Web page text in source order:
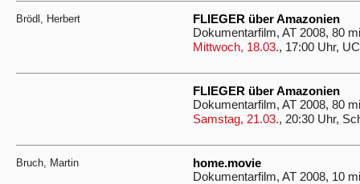
Brödl, Herbert
FLIEGER über Amazonien
Dokumentarfilm, AT 2008, 80
Mittwoch, 18.03., 17:00 Uhr,
FLIEGER über Amazonien
Dokumentarfilm, AT 2008, 80
Samstag, 21.03., 20:30 Uhr,
Bruch, Martin
home.movie
Dokumentarfilm, AT 2008, 10